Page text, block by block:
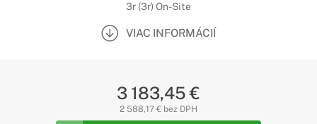
3r (3r) On-Site
VIAC INFORMÁCIÍ
3 183,45 €
2 588,17 € bez DPH